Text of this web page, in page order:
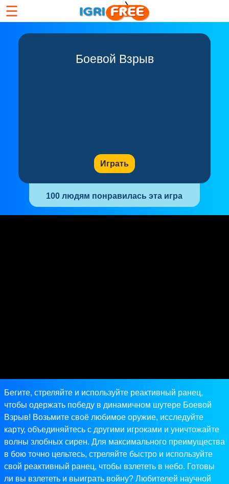
☰
Боевой Взрыв
Играть
100 людям понравилась эта игра
Бегите, стреляйте и используйте реактивный ранец,
чтобы одержать победу в динамичном шутере Боевой
Взрыв! Возьмите своё любимое оружие, исследуйте
карту, объединяйтесь с другими игроками и уничтожайте
волны злобных сирен. Для максимального преимущества
в бою точно цельтесь, стреляйте быстро и используйте
свой реактивный ранец, чтобы взлететь в небо. Готовы
ли вы взлететь и выиграть войну? Любителей научной